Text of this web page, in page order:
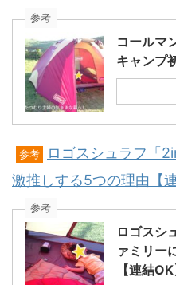
参考
コールマ
キャンプ
参考
ロゴスシュラフ「
激推しする5つの理由【連
参考
ロゴスシ
ァミリー
【連結OK